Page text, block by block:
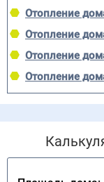
Отопление
Отопление
Отопление
Отопление